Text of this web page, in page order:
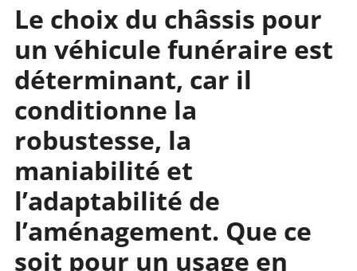
Le choix du châssis pour
un véhicule funéraire est
déterminant, car il
conditionne la
robustesse, la
maniabilité et
l’adaptabilité de
l’aménagement. Que ce
soit pour un usage en